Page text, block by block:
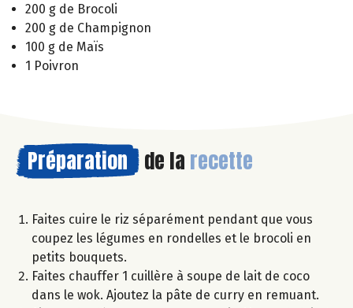
200 g de Brocoli
200 g de Champignon
100 g de Maïs
1 Poivron
Préparation de la recette
Faites cuire le riz séparément pendant que vous
coupez les légumes en rondelles et le brocoli en
petits bouquets.
Faites chauffer 1 cuillère à soupe de lait de coco
dans le wok. Ajoutez la pâte de curry en remuant.